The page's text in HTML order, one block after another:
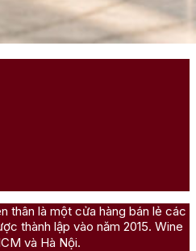
thân là một cửa hàng bán lẻ các
thành lập vào năm 2015. Wine
và Hà Nội.